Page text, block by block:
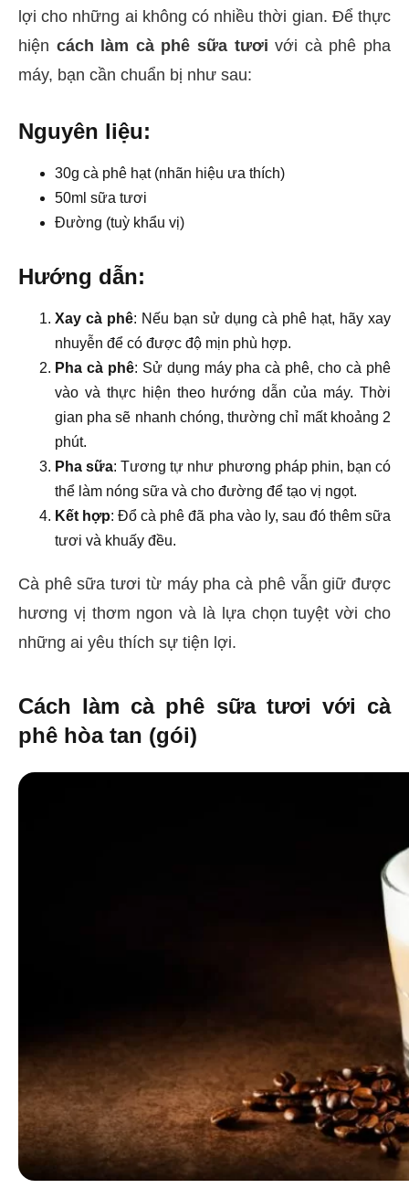
lợi cho những ai không có nhiều thời gian. Để thực
hiện cách làm cà phê sữa tươi với cà phê pha
máy, bạn cần chuẩn bị như sau:
Nguyên liệu:
30g cà phê hạt (nhãn hiệu ưa thích)
50ml sữa tươi
Đường (tuỳ khẩu vị)
Hướng dẫn:
Xay cà phê: Nếu bạn sử dụng cà phê hạt, hãy xay
nhuyễn để có được độ mịn phù hợp.
Pha cà phê: Sử dụng máy pha cà phê, cho cà phê
vào và thực hiện theo hướng dẫn của máy. Thời
gian pha sẽ nhanh chóng, thường chỉ mất khoảng 2
phút.
Pha sữa: Tương tự như phương pháp phin, bạn có
thể làm nóng sữa và cho đường để tạo vị ngọt.
Kết hợp: Đổ cà phê đã pha vào ly, sau đó thêm sữa
tươi và khuấy đều.
Cà phê sữa tươi từ máy pha cà phê vẫn giữ được
hương vị thơm ngon và là lựa chọn tuyệt vời cho
những ai yêu thích sự tiện lợi.
Cách làm cà phê sữa tươi với cà
phê hòa tan (gói)